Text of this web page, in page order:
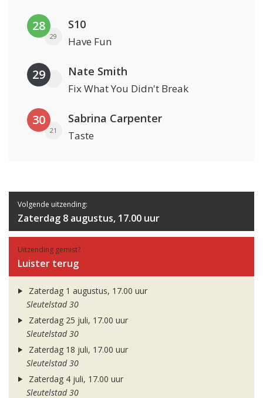
28
29
S10
Have Fun
29 Nate Smith
Fix What You Didn't Break
30
21
Sabrina Carpenter
Taste
Volgende uitzending:
Zaterdag 8 augustus, 17.00 uur
Uitzending gemist?
Luister terug
Zaterdag 1 augustus, 17.00 uur
Sleutelstad 30
Zaterdag 25 juli, 17.00 uur
Sleutelstad 30
Zaterdag 18 juli, 17.00 uur
Sleutelstad 30
Zaterdag 4 juli, 17.00 uur
Sleutelstad 30